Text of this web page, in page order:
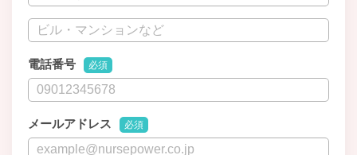
電話番号 必須
メールアドレス 必須